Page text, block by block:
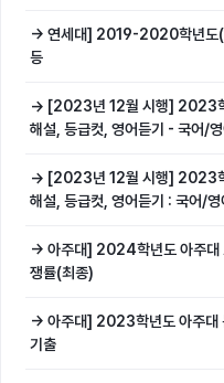
→ 연세대] 2019-2020학년도
등
→ [2023년 12월 시행] 2023학
해설, 등급컷, 영어듣기 - 국어/
→ [2023년 12월 시행] 2023학
해설, 등급컷, 영어듣기 : 국어/
→ 아주대] 2024학년도 아주대
쟁률(최종)
→ 아주대] 2023학년도 아주대
기출